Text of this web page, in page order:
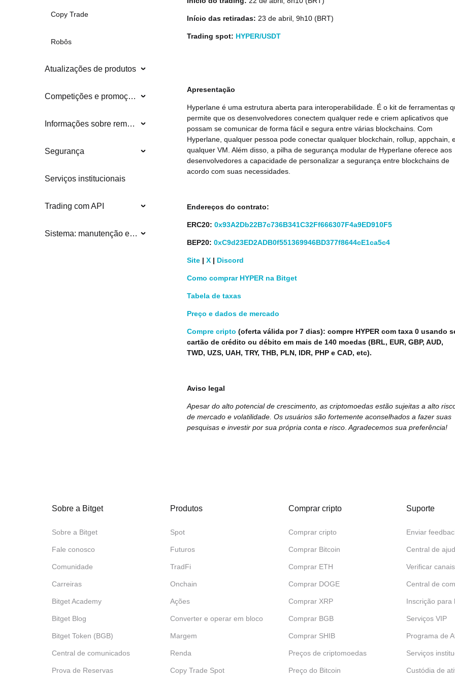
Copy Trade
Robôs
Atualizações de produtos
Competições e promoções
Informações sobre remoções
Segurança
Serviços institucionais
Trading com API
Sistema: manutenção e atualização
Início das retiradas: 23 de abril, 9h10 (BRT)
Trading spot: HYPER/USDT
Apresentação
Hyperlane é uma estrutura aberta para interoperabilidade. É o kit de ferramentas
permite que os desenvolvedores conectem qualquer rede e criem aplicativos que
possam se comunicar de forma fácil e segura entre várias blockchains. Com
Hyperlane, qualquer pessoa pode conectar qualquer blockchain, rollup, appchain,
qualquer VM. Além disso, a pilha de segurança modular de Hyperlane oferece aos
desenvolvedores a capacidade de personalizar a segurança entre blockchains de
acordo com suas necessidades.
Endereços do contrato:
ERC20: 0x93A2Db22B7c736B341C32Ff666307F4a9ED910F5
BEP20: 0xC9d23ED2ADB0f551369946BD377f8644cE1ca5c4
Site | X | Discord
Como comprar HYPER na Bitget
Tabela de taxas
Preço e dados de mercado
Compre cripto (oferta válida por 7 dias): compre HYPER com taxa 0 usando
cartão de crédito ou débito em mais de 140 moedas (BRL, EUR, GBP, AUD,
TWD, UZS, UAH, TRY, THB, PLN, IDR, PHP e CAD, etc).
Aviso legal
Apesar do alto potencial de crescimento, as criptomoedas estão sujeitas a alto
de mercado e volatilidade. Os usuários são fortemente aconselhados a fazer suas
pesquisas e investir por sua própria conta e risco Agradecemos sua preferência!
Sobre a Bitget
Sobre a Bitget
Fale conosco
Comunidade
Carreiras
Bitget Academy
Bitget Blog
Bitget Token (BGB)
Central de comunicados
Prova de Reservas
Produtos
Spot
Futuros
TradFi
Onchain
Ações
Converter e operar em bloco
Margem
Renda
Copy Trade Spot
Comprar cripto
Comprar cripto
Comprar Bitcoin
Comprar ETH
Comprar DOGE
Comprar XRP
Comprar BGB
Comprar SHIB
Preços de criptomoedas
Preço do Bitcoin
Suporte
Enviar
Central de
Verificar
Central de
Inscrição para
Serviços VIP
Programa de
Serviços
Custódia de